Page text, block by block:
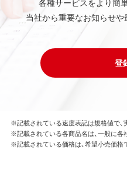
当社から重要なお知らせや
登
※記載されている速度表記は規格値で、
※記載されている各商品名は、一般に各
※記載されている価格は、希望小売価格